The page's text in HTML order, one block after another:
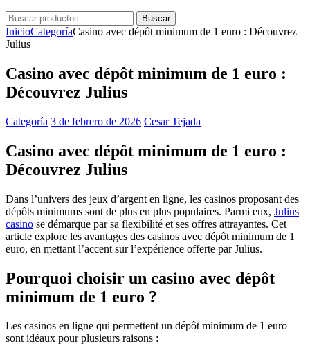
Buscar
por:
Buscar
InicioCategoríaCasino avec dépôt minimum de 1 euro : Découvrez
Julius
Casino avec dépôt minimum de 1 euro :
Découvrez Julius
Categoría 3 de febrero de 2026 Cesar Tejada
Casino avec dépôt minimum de 1 euro :
Découvrez Julius
Dans l’univers des jeux d’argent en ligne, les casinos proposant des
dépôts minimums sont de plus en plus populaires. Parmi eux, Julius
casino se démarque par sa flexibilité et ses offres attrayantes. Cet
article explore les avantages des casinos avec dépôt minimum de 1
euro, en mettant l’accent sur l’expérience offerte par Julius.
Pourquoi choisir un casino avec dépôt
minimum de 1 euro ?
Les casinos en ligne qui permettent un dépôt minimum de 1 euro
sont idéaux pour plusieurs raisons :